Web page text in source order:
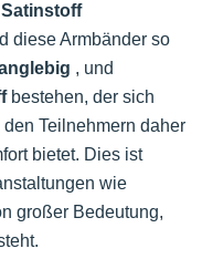
diese Armbänder so
, und
bestehen, der sich
Teilnehmern daher
bietet. Dies ist
wie
großer Bedeutung,